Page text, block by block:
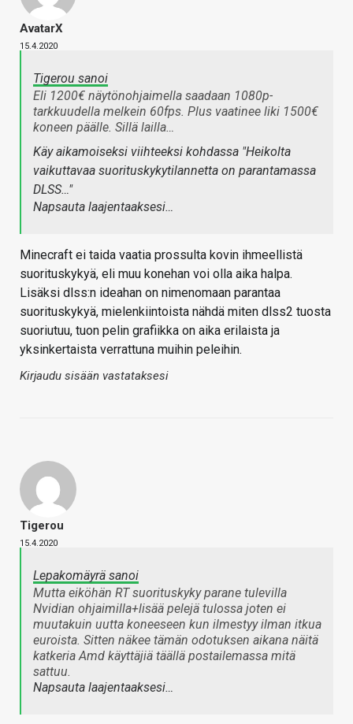
AvatarX
15.4.2020
Tigerou sanoi
Eli 1200€ näytönohjaimella saadaan 1080p-
tarkkuudella melkein 60fps. Plus vaatinee liki 1500€
koneen päälle. Sillä lailla…
Käy aikamoiseksi viihteeksi kohdassa "Heikolta
vaikuttavaa suorituskykytilannetta on parantamassa
DLSS…"
Napsauta laajentaaksesi…
Minecraft ei taida vaatia prossulta kovin ihmeellistä
suorituskykyä, eli muu konehan voi olla aika halpa.
Lisäksi dlss:n ideahan on nimenomaan parantaa
suorituskykyä, mielenkiintoista nähdä miten dlss2 tuosta
suoriutuu, tuon pelin grafiikka on aika erilaista ja
yksinkertaista verrattuna muihin peleihin.
Kirjaudu sisään vastataksesi
Tigerou
15.4.2020
Lepakomäyrä sanoi
Mutta eiköhän RT suorituskyky parane tulevilla
Nvidian ohjaimilla+lisää pelejä tulossa joten ei
muutakuin uutta koneeseen kun ilmestyy ilman itkua
euroista. Sitten näkee tämän odotuksen aikana näitä
katkeria Amd käyttäjiä täällä postailemassa mitä
sattuu.
Napsauta laajentaaksesi…